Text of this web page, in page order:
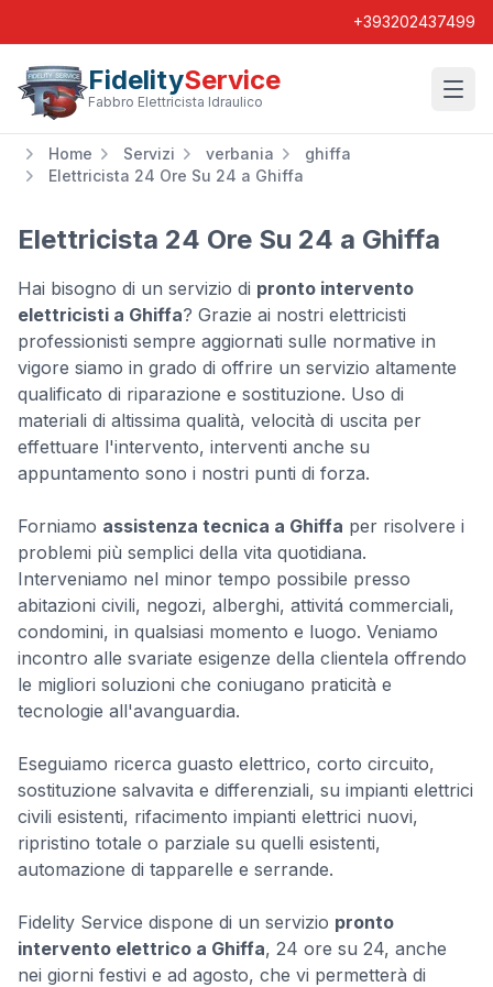
+393202437499
FidelityService
Fabbro Elettricista Idraulico
Home Servizi verbania
ghiffa
Elettricista 24 Ore Su 24 a Ghiffa
Elettricista 24 Ore Su 24 a Ghiffa
Hai bisogno di un servizio di pronto intervento
elettricisti a Ghiffa? Grazie ai nostri elettricisti
professionisti sempre aggiornati sulle normative in
vigore siamo in grado di offrire un servizio altamente
qualificato di riparazione e sostituzione. Uso di
materiali di altissima qualità, velocità di uscita per
effettuare l'intervento, interventi anche su
appuntamento sono i nostri punti di forza.
Forniamo assistenza tecnica a Ghiffa per risolvere i
problemi più semplici della vita quotidiana.
Interveniamo nel minor tempo possibile presso
abitazioni civili, negozi, alberghi, attivitá commerciali,
condomini, in qualsiasi momento e luogo. Veniamo
incontro alle svariate esigenze della clientela offrendo
le migliori soluzioni che coniugano praticità e
tecnologie all'avanguardia.
Eseguiamo ricerca guasto elettrico, corto circuito,
sostituzione salvavita e differenziali, su impianti elettrici
civili esistenti, rifacimento impianti elettrici nuovi,
ripristino totale o parziale su quelli esistenti,
automazione di tapparelle e serrande.
Fidelity Service dispone di un servizio pronto
intervento elettrico a Ghiffa, 24 ore su 24, anche
nei giorni festivi e ad agosto, che vi permetterà di